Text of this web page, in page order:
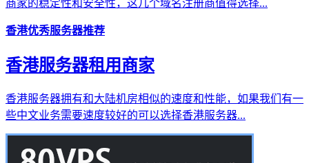
商家的稳定性和安全性，这几个域名注册商值得选择...
香港优秀服务器推荐
香港服务器租用商家
香港服务器拥有和大陆机房相似的速度和性能，如果我们有一
些中文业务需要速度较好的可以选择香港服务器...